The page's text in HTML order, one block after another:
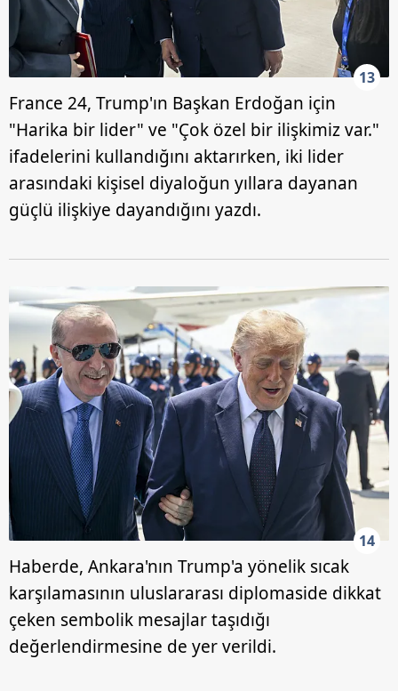
13
France 24, Trump'ın Başkan Erdoğan için
"Harika bir lider" ve "Çok özel bir ilişkimiz var."
ifadelerini kullandığını aktarırken, iki lider
arasındaki kişisel diyaloğun yıllara dayanan
güçlü ilişkiye dayandığını yazdı.
14
Haberde, Ankara'nın Trump'a yönelik sıcak
karşılamasının uluslararası diplomaside dikkat
çeken sembolik mesajlar taşıdığı
değerlendirmesine de yer verildi.